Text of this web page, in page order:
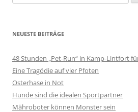
nach:
NEUESTE BEITRÄGE
48 Stunden „Pet-Run“ in Kamp-Lintfort
Eine Tragödie auf vier Pfoten
Osterhase in Not
Hunde sind die idealen Sportpartner
Mähroboter können Monster sein